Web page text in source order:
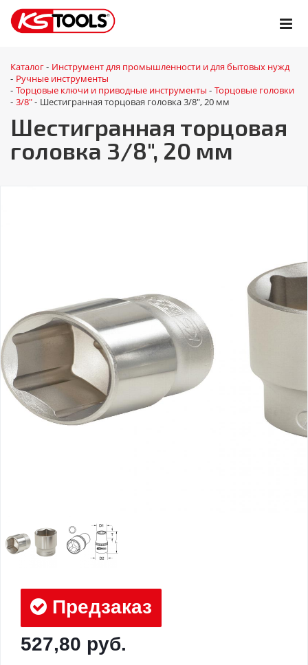
Каталог - Инструмент для промышленности и для бытовых нужд
- Ручные инструменты
- Торцовые ключи и приводные инструменты - Торцовые головки
- 3/8" - Шестигранная торцовая головка 3/8", 20 мм
Шестигранная торцовая
головка 3/8", 20 мм
Предзаказ
527,80 руб.